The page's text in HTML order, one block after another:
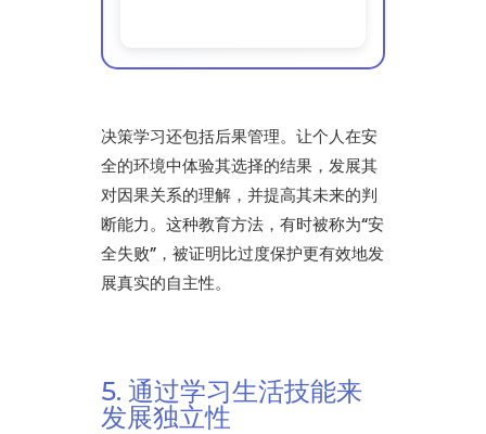
决策学习还包括后果管理。让个人在安
全的环境中体验其选择的结果，发展其
对因果关系的理解，并提高其未来的判
断能力。这种教育方法，有时被称为“安
全失败”，被证明比过度保护更有效地发
展真实的自主性。
5. 通过学习生活技能来
发展独立性